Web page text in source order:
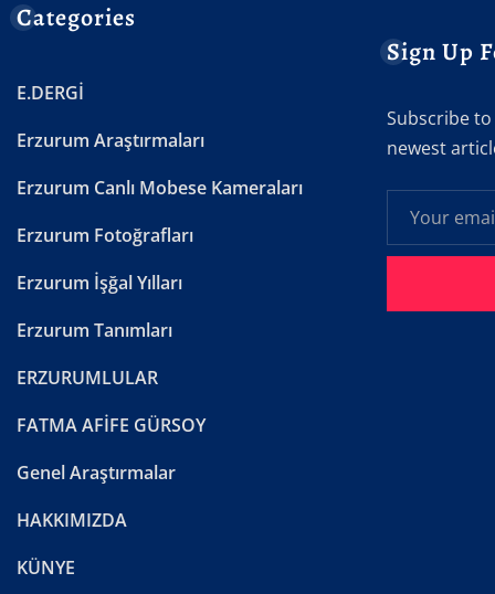
Categories
E.DERGİ
Erzurum Araştırmaları
Erzurum Canlı Mobese Kameraları
Erzurum Fotoğrafları
Erzurum İşğal Yılları
Erzurum Tanımları
ERZURUMLULAR
FATMA AFİFE GÜRSOY
Genel Araştırmalar
HAKKIMIZDA
KÜNYE
Sign Up
Subscribe
newest